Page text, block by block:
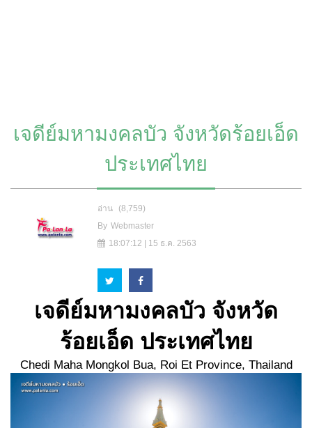
เจดีย์มหามงคลบัว จังหวัดร้อยเอ็ด
ประเทศไทย
อ่าน
(8,759)
By Webmaster
18:07:12 | 15 ธ.ค. 2563
เจดีย์มหามงคลบัว จังหวัด
ร้อยเอ็ด ประเทศไทย
Chedi Maha Mongkol Bua, Roi Et Province, Thailand